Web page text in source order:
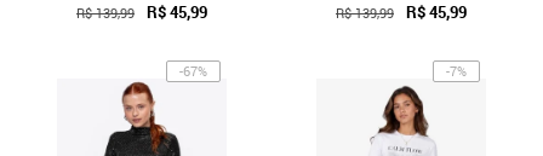
R$ 139,99 R$ 45,99 R$ 139,99 R$ 45,99
-67% -7%